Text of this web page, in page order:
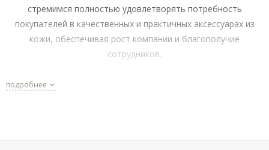
стремимся полностью удовлетворять потребность
покупателей в качественных и практичных аксессуарах из
кожи, обеспечивая рост компании и благополучие
сотрудников.
Мы создаём комфортный канал поставки аксессуаров и
Почему более 70% людей доверяют заботу о своем
подробнее